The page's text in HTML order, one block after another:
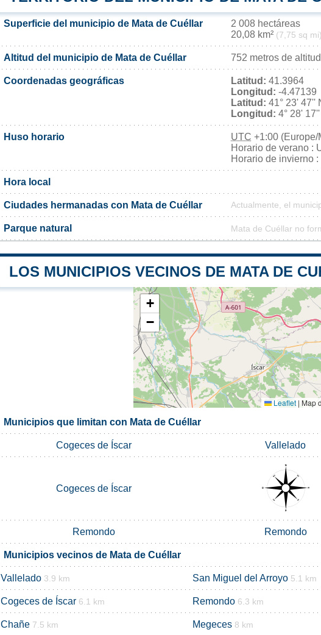
Superficie del municipio de Mata de Cuéllar
2 008 hectáreas
20,08 km² (7,75 sq mi)
Altitud del municipio de Mata de Cuéllar 752 metros de altitud
Coordenadas geográficas Latitud: 41.3964
Longitud: -4.47139
Latitud: 41° 23' 47''
Longitud: 4° 28'
Huso horario UTC +1:00 (Europe/
Horario de verano :
Horario de invierno
Hora local
Ciudades hermanadas con Mata de Cuéllar Actualmente, el
Parque natural Mata de Cuéllar no
LOS MUNICIPIOS VECINOS DE MATA DE
+
−
Leaflet | Map
Municipios que limitan con Mata de Cuéllar
Cogeces de Íscar Vallelado
Cogeces de Íscar
Remondo Remondo
Municipios vecinos de Mata de Cuéllar
Vallelado 3.9 km San Miguel del Arroyo 5.1 km
Cogeces de Íscar 6.1 km Remondo 6.3 km
Chañe 7.5 km Megeces 8 km